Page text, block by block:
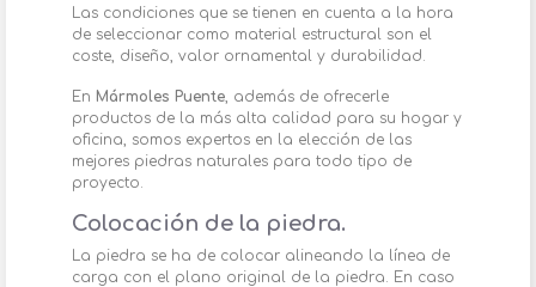
Las condiciones que se tienen en cuenta a la hora
de seleccionar como material estructural son el
coste, diseño, valor ornamental y durabilidad.
En Mármoles Puente, además de ofrecerle
productos de la más alta calidad para su hogar y
oficina, somos expertos en la elección de las
mejores piedras naturales para todo tipo de
proyecto.
Colocación de la piedra.
La piedra se ha de colocar alineando la línea de
carga con el plano original de la piedra. En caso